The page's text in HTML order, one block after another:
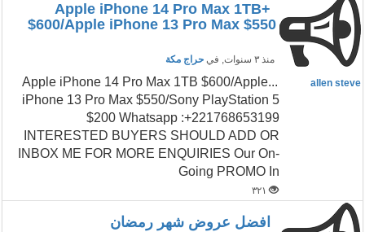
+Apple iPhone 14 Pro Max 1TB
$600/Apple iPhone 13 Pro Max $550
منذ ٣ سنوات , في حراج مكة
allen steve
...Apple iPhone 14 Pro Max 1TB $600/Apple
iPhone 13 Pro Max $550/Sony PlayStation 5
$200 Whatsapp :+221768653199
INTERESTED BUYERS SHOULD ADD OR
INBOX ME FOR MORE ENQUIRIES Our On-
Going PROMO In
٣٢١
افضل عروض شهر رمضان